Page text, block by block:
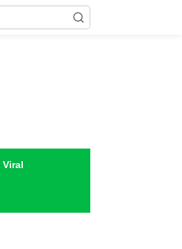
Viral